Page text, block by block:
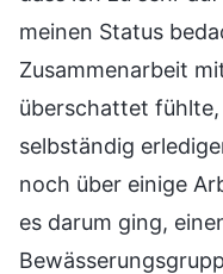
meinen Status
Zusammenarbeit
überschattet
selbständig
noch über einige
es darum ging,